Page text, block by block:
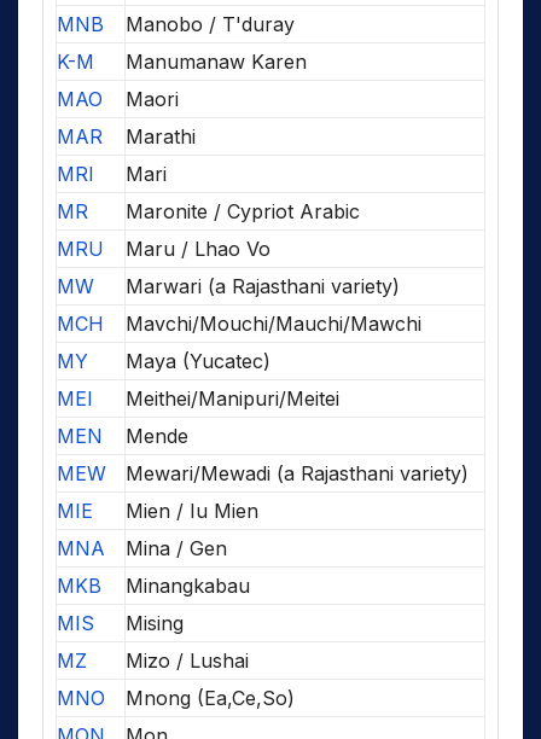
MNB
Manobo / T'duray
K-M
Manumanaw Karen
MAO
Maori
MAR
Marathi
MRI
Mari
MR
Maronite / Cypriot Arabic
MRU
Maru / Lhao Vo
MW
Marwari (a Rajasthani variety)
MCH
Mavchi/Mouchi/Mauchi/Mawchi
MY
Maya (Yucatec)
MEI
Meithei/Manipuri/Meitei
MEN
Mende
MEW
Mewari/Mewadi (a Rajasthani variety)
MIE
Mien / Iu Mien
MNA
Mina / Gen
MKB
Minangkabau
MIS
Mising
MZ
Mizo / Lushai
MNO
Mnong (Ea,Ce,So)